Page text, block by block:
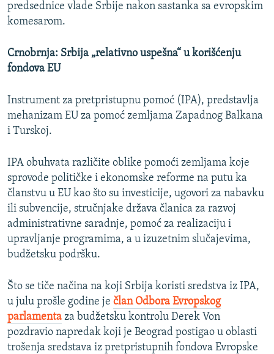
predsednice vlade Srbije nakon sastanka sa evropskim
komesarom.
Crnobrnja: Srbija „relativno uspešna“ u korišćenju
fondova EU
Instrument za pretpristupnu pomoć (IPA), predstavlja
mehanizam EU za pomoć zemljama Zapadnog Balkana
i Turskoj.
IPA obuhvata različite oblike pomoći zemljama koje
sprovode političke i ekonomske reforme na putu ka
članstvu u EU kao što su investicije, ugovori za nabavku
ili subvencije, stručnjake država članica za razvoj
administrativne saradnje, pomoć za realizaciju i
upravljanje programima, a u izuzetnim slučajevima,
budžetsku podršku.
Što se tiče načina na koji Srbija koristi sredstva iz IPA,
u julu prošle godine je član Odbora Evropskog
parlamenta za budžetsku kontrolu Derek Von
pozdravio napredak koji je Beograd postigao u oblasti
trošenja sredstava iz pretpristupnih fondova Evropske